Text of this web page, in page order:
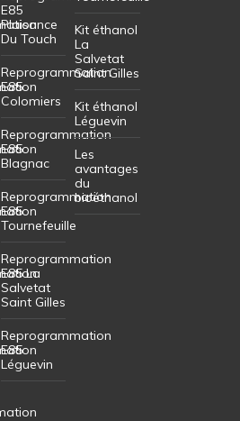
E85
Plaisance
Du Touch
Reprogrammation
E85
Colomiers
Reprogrammation
E85
Blagnac
Reprogrammation
E85
Tournefeuille
Reprogrammation
E85 La
Salvetat
Saint Gilles
Reprogrammation
E85
Léguevin
Kit éthanol
La
Salvetat
Saint Gilles
Kit éthanol
Léguevin
Les
avantages
du
bioéthanol